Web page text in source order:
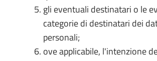
gli eventuali destinatari o le
categorie di destinatari dei
personali;
ove applicabile, l'intenzione